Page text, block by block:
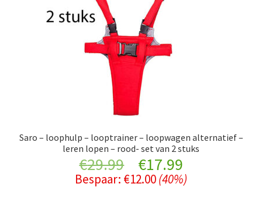
Saro – loophulp – looptrainer – loopwagen alternatief –
leren lopen – rood- set van 2 stuks
€29.99
Original
price
€17.99Current
price
Bespaar: €12.00(40%)